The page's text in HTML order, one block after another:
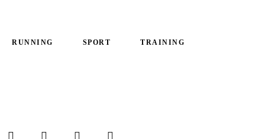
RUNNING SPORT TRAINING